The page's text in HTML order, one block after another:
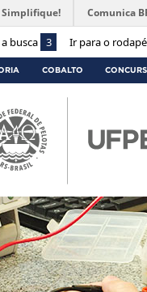
busca 3 Ir para o rodapé
Simplifique! Comunica
COBALTO